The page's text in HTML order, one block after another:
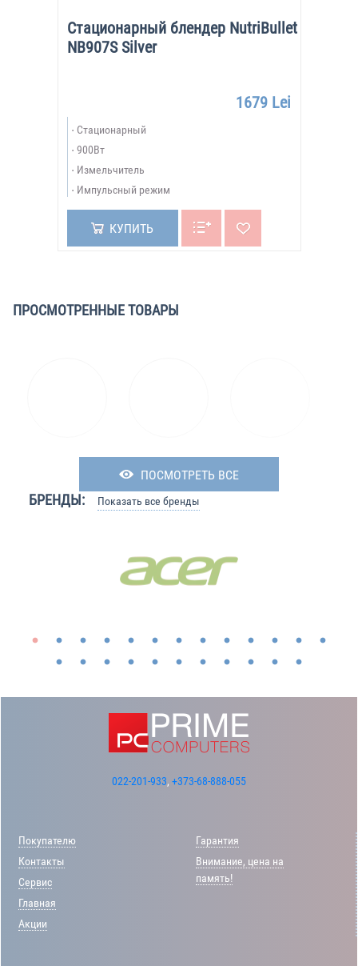
Стационарный блендер NutriBullet
NB907S Silver
1679 Lei
Стационарный
900Вт
Измельчитель
Импульсный режим
КУПИТЬ
ПРОСМОТРЕННЫЕ ТОВАРЫ
ПОСМОТРЕТЬ ВСЕ
БРЕНДЫ: Показать все бренды
022-201-933, +373-68-888-055
Покупателю
Контакты
Сервис
Главная
Акции
Гарантия
Внимание, цена на
память!